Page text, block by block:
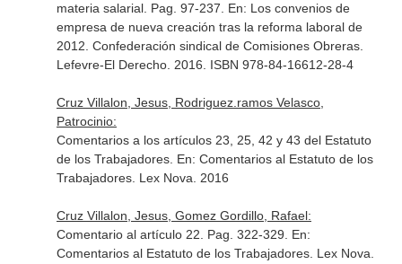
materia salarial. Pag. 97-237. En: Los convenios de
empresa de nueva creación tras la reforma laboral de
2012 . Confederación sindical de Comisiones Obreras.
Lefevre-El Derecho. 2016. ISBN 978-84-16612-28-4
Cruz Villalon, Jesus, Rodriguez.ramos Velasco,
Patrocinio:
Comentarios a los artículos 23, 25, 42 y 43 del Estatuto
de los Trabajadores. En: Comentarios al Estatuto de los
Trabajadores. Lex Nova. 2016
Cruz Villalon, Jesus, Gomez Gordillo, Rafael:
Comentario al artículo 22. Pag. 322-329. En:
Comentarios al Estatuto de los Trabajadores. Lex Nova.